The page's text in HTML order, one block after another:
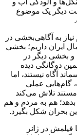
و آلودگی آب و
دیگر یک موضوع
به آگاهی‌بخشی در
ایران داریم؛ بخشی
و بخشی دیگر در
دوگانگی دیده
آگاه نیستند، اما
گام‌هایی عملی
مستند تلاش می‌کند
بدهد؛ هم به مردم و هم
بحران شکل بگیرد.
فیلمش در ژانر